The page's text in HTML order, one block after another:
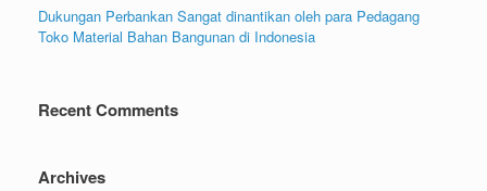
Dukungan Perbankan Sangat dinantikan oleh para Pedagang
Toko Material Bahan Bangunan di Indonesia
Recent Comments
Archives